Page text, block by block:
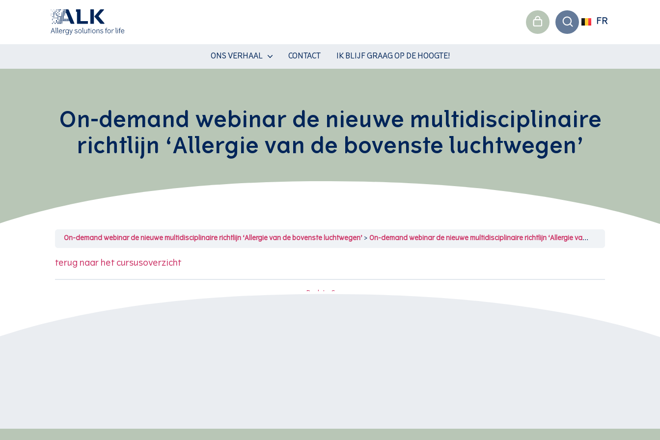
FR
ONS VERHAAL CONTACT IK BLIJF GRAAG OP DE HOOGTE!
On-demand webinar de nieuwe multidisciplinaire
richtlijn ‘Allergie van de bovenste luchtwegen’
On-demand webinar de nieuwe multidisciplinaire richtlijn ‘Allergie van de bovenste luchtwegen’ On-demand webinar de nieuwe multidisciplinaire richtlijn ‘Allergie van de bovenste luchtwegen’
terug naar het cursusoverzicht
Back to Course